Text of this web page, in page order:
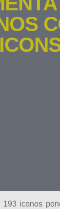
193 iconos